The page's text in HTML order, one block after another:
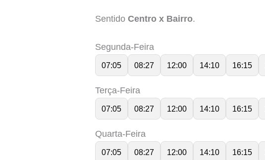
Sentido Centro x Bairro.
Segunda-Feira
07:05 08:27 12:00 14:10 16:15
Terça-Feira
07:05 08:27 12:00 14:10 16:15
Quarta-Feira
07:05 08:27 12:00 14:10 16:15